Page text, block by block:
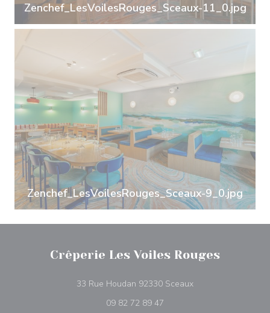
Zenchef_LesVoilesRouges_Sceaux-11_0.jpg
Zenchef_LesVoilesRouges_Sceaux-9_0.jpg
Crêperie Les Voiles Rouges
33 Rue Houdan 92330 Sceaux((otevře se v novém
09 82 72 89 47